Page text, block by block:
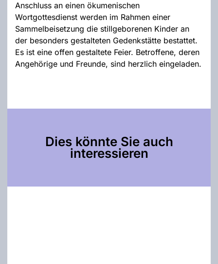
Anschluss an einen ökumenischen
Wortgottesdienst werden im Rahmen einer
Sammelbeisetzung die stillgeborenen Kinder an
der besonders gestalteten Gedenkstätte bestattet.
Es ist eine offen gestaltete Feier. Betroffene, deren
Angehörige und Freunde, sind herzlich eingeladen.
Dies könnte Sie auch
interessieren